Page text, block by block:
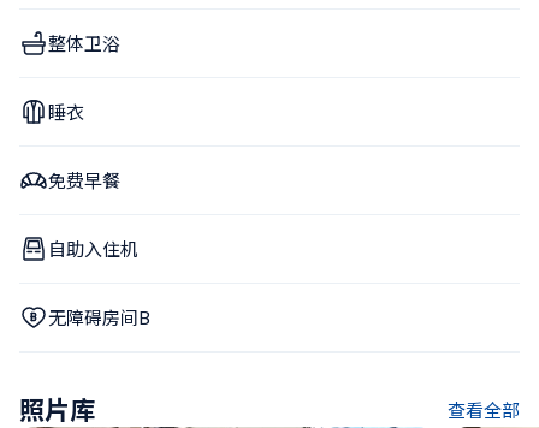
整体卫浴
睡衣
免费早餐
自助入住机
无障碍房间B
照片库 查看全部